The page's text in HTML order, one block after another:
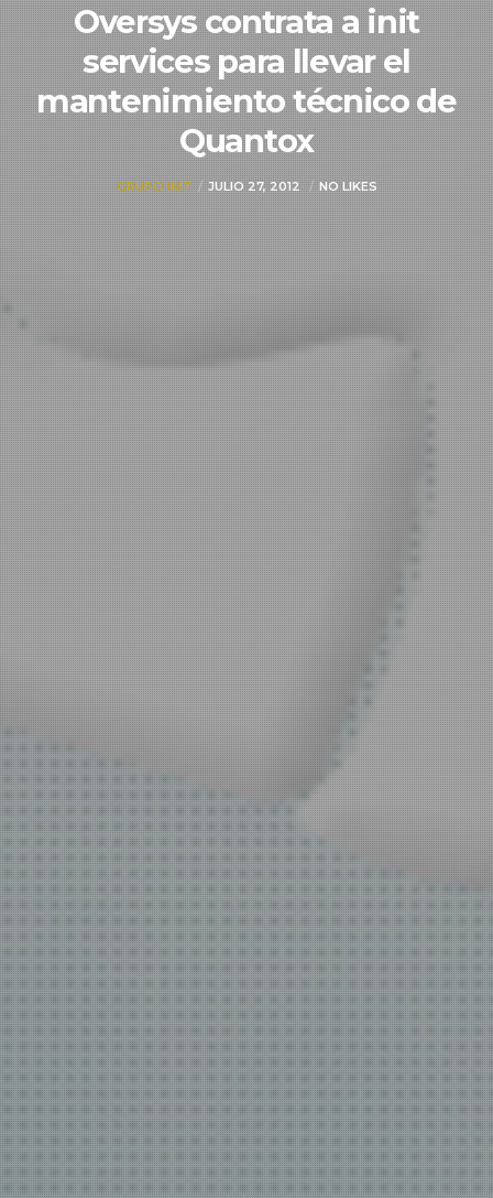
Oversys contrata a init
services para llevar el
mantenimiento técnico de
Quantox
GRUPO INIT JULIO 27, 2012 NO LIKES